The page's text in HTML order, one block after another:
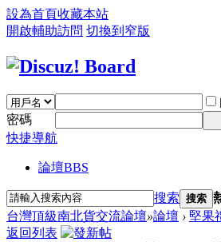
設為首頁收藏本站
開啟輔助訪問 切換到窄版
密碼
快捷導航
論壇BBS
搜索 搜索
台灣頂級南北貨交流論壇»論壇 › 堅果
返回列表